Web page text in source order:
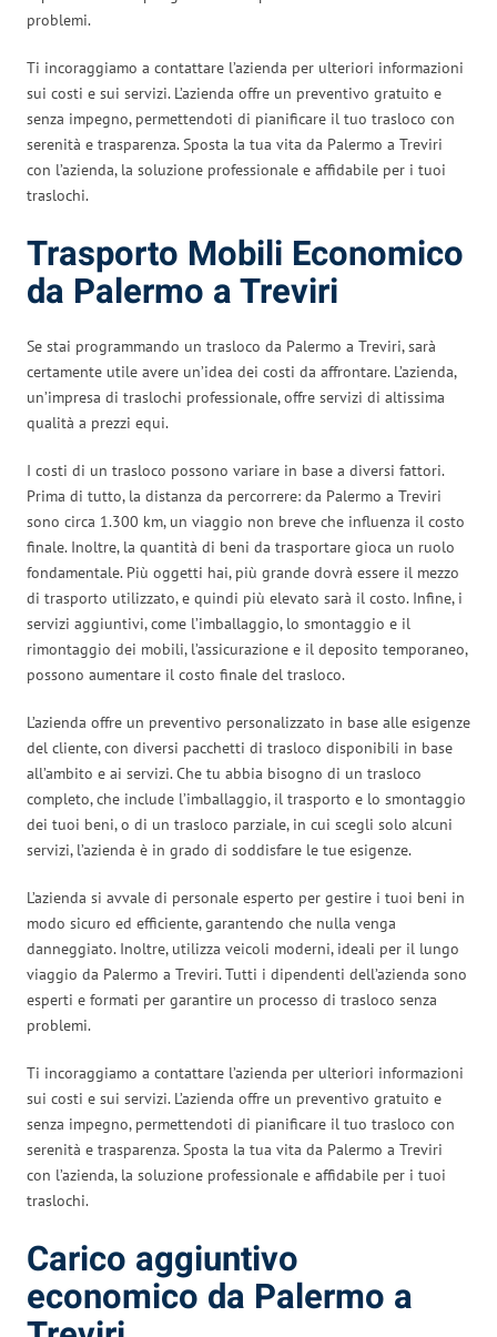
problemi.
Ti incoraggiamo a contattare l’azienda per ulteriori informazioni
sui costi e sui servizi. L’azienda offre un preventivo gratuito e
senza impegno, permettendoti di pianificare il tuo trasloco con
serenità e trasparenza. Sposta la tua vita da Palermo a Treviri
con l’azienda, la soluzione professionale e affidabile per i tuoi
traslochi.
Trasporto Mobili Economico
da Palermo a Treviri
Se stai programmando un trasloco da Palermo a Treviri, sarà
certamente utile avere un’idea dei costi da affrontare. L’azienda,
un’impresa di traslochi professionale, offre servizi di altissima
qualità a prezzi equi.
I costi di un trasloco possono variare in base a diversi fattori.
Prima di tutto, la distanza da percorrere: da Palermo a Treviri
sono circa 1.300 km, un viaggio non breve che influenza il costo
finale. Inoltre, la quantità di beni da trasportare gioca un ruolo
fondamentale. Più oggetti hai, più grande dovrà essere il mezzo
di trasporto utilizzato, e quindi più elevato sarà il costo. Infine, i
servizi aggiuntivi, come l’imballaggio, lo smontaggio e il
rimontaggio dei mobili, l’assicurazione e il deposito temporaneo,
possono aumentare il costo finale del trasloco.
L’azienda offre un preventivo personalizzato in base alle esigenze
del cliente, con diversi pacchetti di trasloco disponibili in base
all’ambito e ai servizi. Che tu abbia bisogno di un trasloco
completo, che include l’imballaggio, il trasporto e lo smontaggio
dei tuoi beni, o di un trasloco parziale, in cui scegli solo alcuni
servizi, l’azienda è in grado di soddisfare le tue esigenze.
L’azienda si avvale di personale esperto per gestire i tuoi beni in
modo sicuro ed efficiente, garantendo che nulla venga
danneggiato. Inoltre, utilizza veicoli moderni, ideali per il lungo
viaggio da Palermo a Treviri. Tutti i dipendenti dell’azienda sono
esperti e formati per garantire un processo di trasloco senza
problemi.
Ti incoraggiamo a contattare l’azienda per ulteriori informazioni
sui costi e sui servizi. L’azienda offre un preventivo gratuito e
senza impegno, permettendoti di pianificare il tuo trasloco con
serenità e trasparenza. Sposta la tua vita da Palermo a Treviri
con l’azienda, la soluzione professionale e affidabile per i tuoi
traslochi.
Carico aggiuntivo
economico da Palermo a